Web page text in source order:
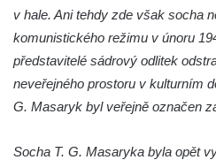
Socha Včela v ZOO Hluboká
Socha Housenka v ZOO
Socha Nosorožík v ZOO Hluboká
Socha Vážka v ZOO Hluboká
v hale. Ani tehdy zde však socha
komunistického režimu v únoru
představitelé sádrový odlitek
neveřejného prostoru v kulturním
G. Masaryk byl veřejně označen
Socha T. G. Masaryka byla opět